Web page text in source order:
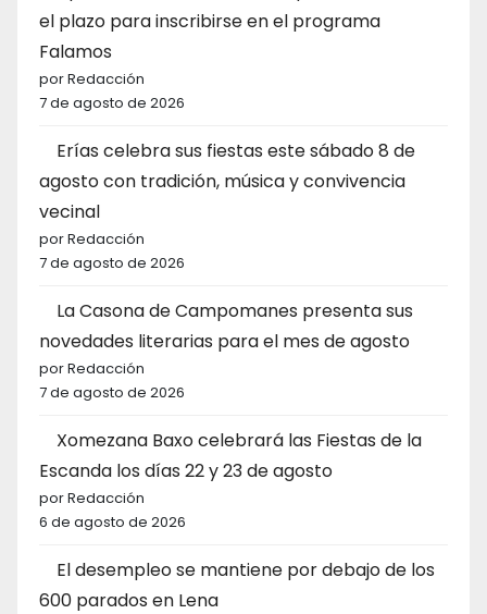
el plazo para inscribirse en el programa
Falamos
por Redacción
7 de agosto de 2026
Erías celebra sus fiestas este sábado 8 de
agosto con tradición, música y convivencia
vecinal
por Redacción
7 de agosto de 2026
La Casona de Campomanes presenta sus
novedades literarias para el mes de agosto
por Redacción
7 de agosto de 2026
Xomezana Baxo celebrará las Fiestas de la
Escanda los días 22 y 23 de agosto
por Redacción
6 de agosto de 2026
El desempleo se mantiene por debajo de los
600 parados en Lena